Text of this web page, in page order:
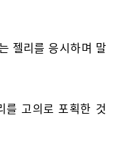
젤리를 응시하며 말
를 고의로 포획한 것